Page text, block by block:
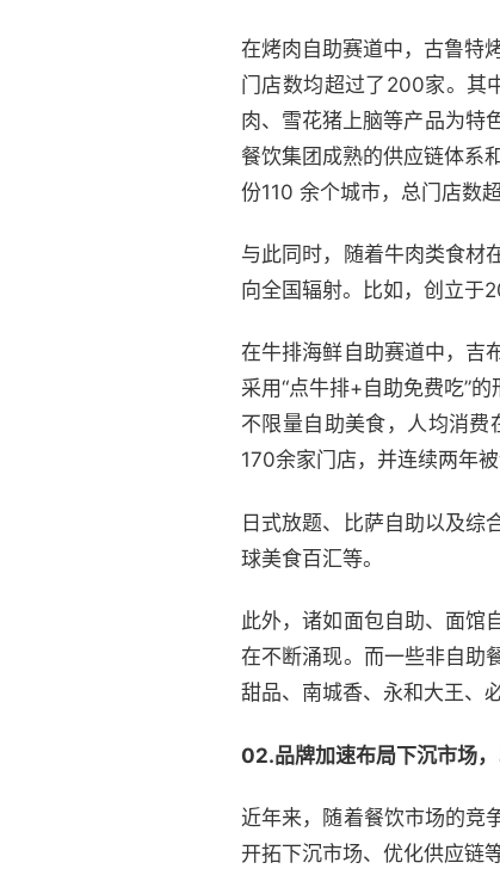
在烤肉自助赛道中，古鲁特
门店数均超过了200家。其
肉、雪花猪上脑等产品为特
餐饮集团成熟的供应链体系
份110 余个城市，总门店数
与此同时，随着牛肉类食材
向全国辐射。比如，创立于
在牛排海鲜自助赛道中，吉
采用“点牛排+自助免费吃”
不限量自助美食，人均消
170余家门店，并连续两年
日式放题、比萨自助以及综
球美食百汇等。
此外，诸如面包自助、面馆
在不断涌现。而一些非自助
甜品、南城香、永和大王、
02.品牌加速布局下沉市场，
近年来，随着餐饮市场的竞
开拓下沉市场、优化供应链